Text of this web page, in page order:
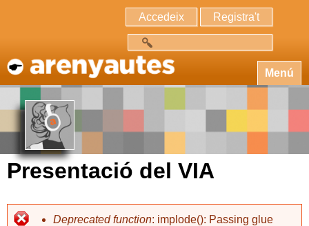
Accedeix Registra't
Menú
Presentació del VIA
Deprecated function: implode(): Passing glue